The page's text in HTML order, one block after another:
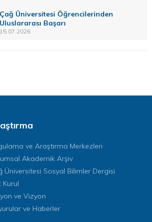
Çağ Üniversitesi Öğrencilerinden
Uluslararası Başarı
15.07.2026
ve Araştırma Merkezleri
Akademik Arşiv
Üniversitesi Sosyal Bilimler Dergisi
Kurul
ve Vizyon
ve Haberler